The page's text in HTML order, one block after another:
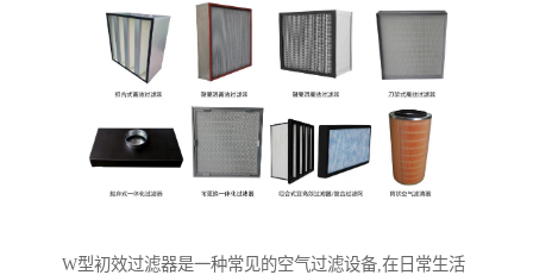
W型初效过滤器是一种常见的空气过滤设备,在日常生活